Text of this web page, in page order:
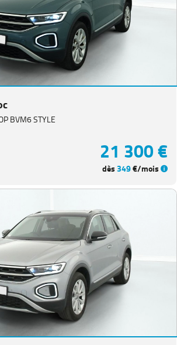
BVM6 STYLE
21 300 €
dès349€/mois